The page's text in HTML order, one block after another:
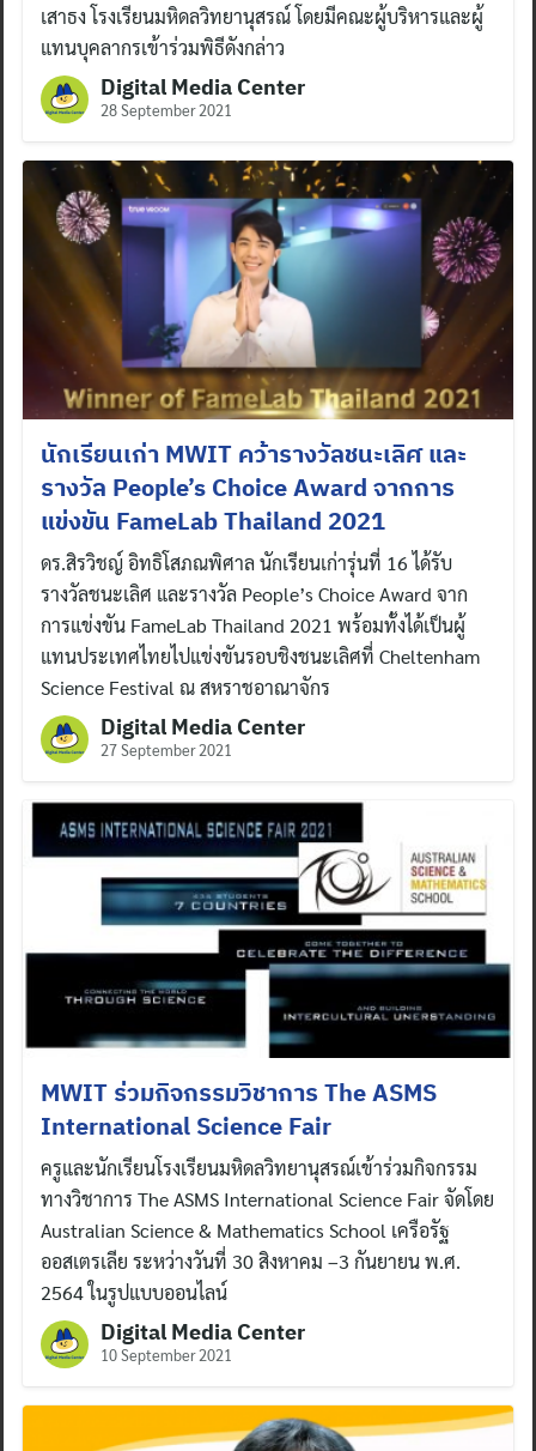
เสาธง โรงเรียนมหิดลวิทยานุสรณ์ โดยมีคณะผู้บริหารและผู้
แทนบุคลากรเข้าร่วมพิธีดังกล่าว
Digital Media Center
28 September 2021
นักเรียนเก่า MWIT คว้ารางวัลชนะเลิศ และ
รางวัล People’s Choice Award จากการ
แข่งขัน FameLab Thailand 2021
ดร.สิรวิชญ์ อิทธิโสภณพิศาล นักเรียนเก่ารุ่นที่ 16 ได้รับ
รางวัลชนะเลิศ และรางวัล People’s Choice Award จาก
การแข่งขัน FameLab Thailand 2021 พร้อมทั้งได้เป็นผู้
แทนประเทศไทยไปแข่งขันรอบชิงชนะเลิศที่ Cheltenham
Science Festival ณ สหราชอาณาจักร
Digital Media Center
27 September 2021
MWIT ร่วมกิจกรรมวิชาการ The ASMS
International Science Fair
ครูและนักเรียนโรงเรียนมหิดลวิทยานุสรณ์เข้าร่วมกิจกรรม
ทางวิชาการ The ASMS International Science Fair จัดโดย
Australian Science & Mathematics School เครือรัฐ
ออสเตรเลีย ระหว่างวันที่ 30 สิงหาคม –3 กันยายน พ.ศ.
2564 ในรูปแบบออนไลน์
Digital Media Center
10 September 2021